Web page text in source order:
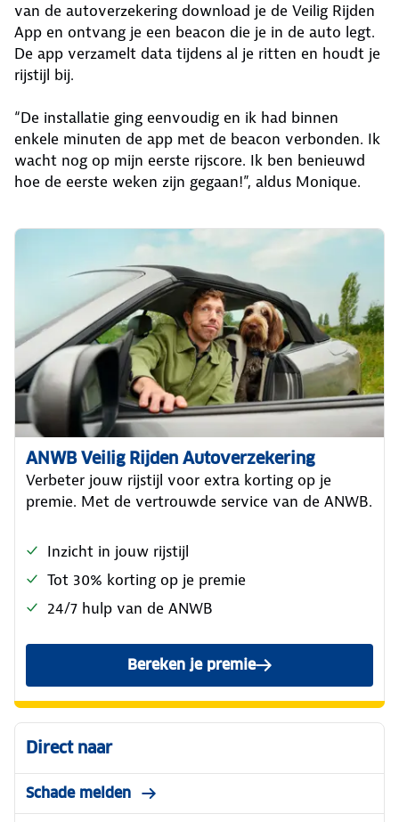
van de autoverzekering download je de Veilig Rijden
App en ontvang je een beacon die je in de auto legt.
De app verzamelt data tijdens al je ritten en houdt je
rijstijl bij.
“De installatie ging eenvoudig en ik had binnen
enkele minuten de app met de beacon verbonden. Ik
wacht nog op mijn eerste rijscore. Ik ben benieuwd
hoe de eerste weken zijn gegaan!”, aldus Monique.
ANWB Veilig Rijden Autoverzekering
Verbeter jouw rijstijl voor extra korting op je
premie. Met de vertrouwde service van de ANWB.
Inzicht in jouw rijstijl
Tot 30% korting op je premie
24/7 hulp van de ANWB
Bereken je premievoor de ANWB Veilig
Direct naar
Schade melden